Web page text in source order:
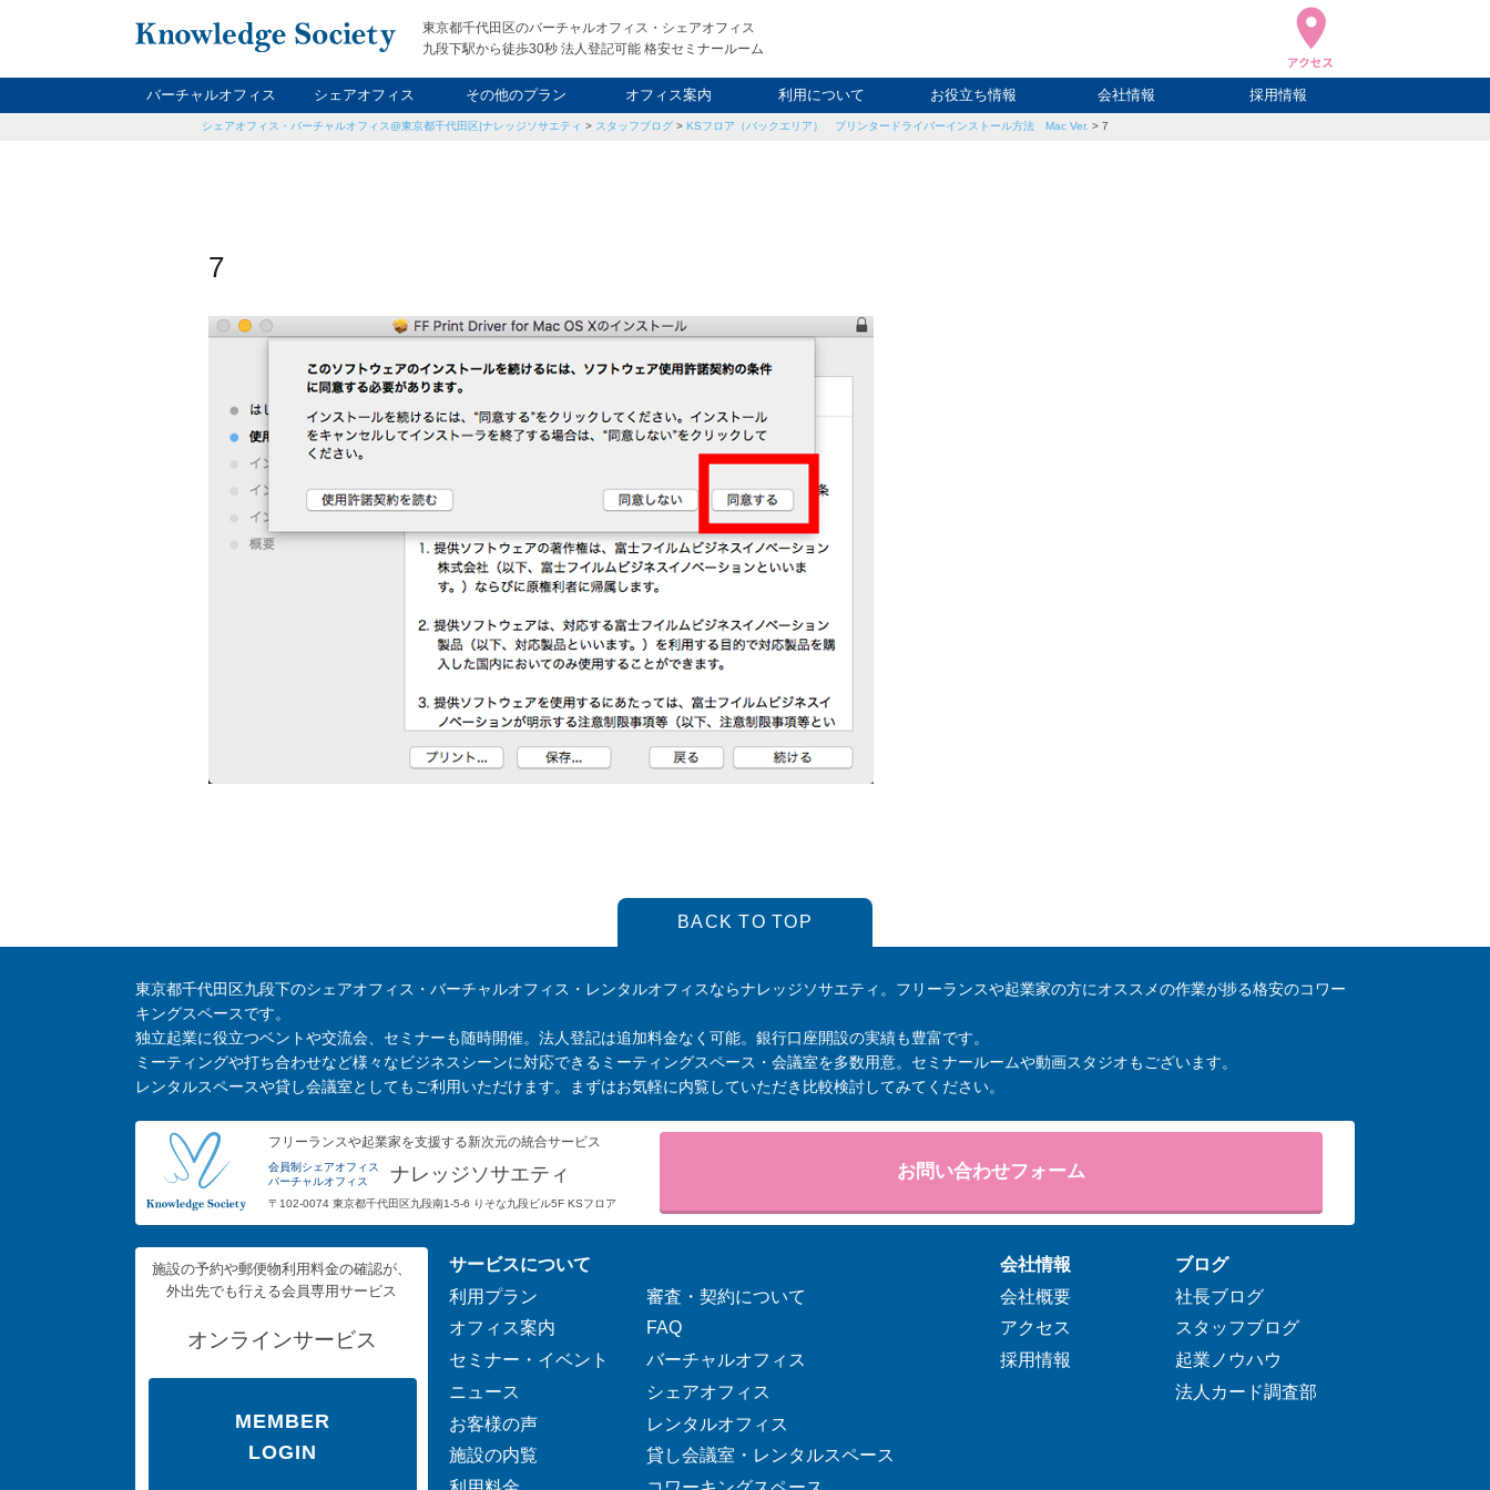
東京都千代田区のバーチャルオフィス・シェアオフィス
九段下駅から徒歩30秒 法人登記可能 格安セミナールーム
バーチャルオフィス シェアオフィス その他のプラン
レンタルオフィス
ナイト&ウィークエンド
貸し会議室
オフィス案内 利用について
利用料金
申込について
FAQ
お役立ち情報
起業ノウハウ
社長ブログ
スタッフブログ
会社情報
会社概要
アクセス
採用情報
シェアオフィス・バーチャルオフィス@東京都千代田区|ナレッジソサエティ > スタッフブログ > KSフロア（バックエリア） プリンタードライバーインストール方法 Mac Ver. > 7
7
BACK TO TOP
東京都千代田区九段下のシェアオフィス・バーチャルオフィス・レンタルオフィスならナレッジソサエティ。フリーランスや起業家の方にオススメの作業が捗る格安のコワー
キングスペースです。
独立起業に役立つベントや交流会、セミナーも随時開催。法人登記は追加料金なく可能。銀行口座開設の実績も豊富です。
ミーティングや打ち合わせなど様々なビジネスシーンに対応できるミーティングスペース・会議室を多数用意。セミナールームや動画スタジオもございます。
レンタルスペースや貸し会議室としてもご利用いただけます。まずはお気軽に内覧していただき比較検討してみてください。
フリーランスや起業家を支援する新次元の統合サービス
会員制シェアオフィス
バーチャルオフィス
ナレッジソサエティ
〒102-0074 東京都千代田区九段南1-5-6 りそな九段ビル5F KSフロア
お問い合わせフォーム
施設の予約や郵便物利用料金の確認が、
外出先でも行える会員専用サービス
オンラインサービス
MEMBER
LOGIN
サービスについて
利用プラン
オフィス案内
セミナー・イベント
ニュース
お客様の声
施設の内覧
審査・契約について
FAQ
バーチャルオフィス
シェアオフィス
レンタルオフィス
貸し会議室・レンタルスペース
会社情報
会社概要
アクセス
採用情報
ブログ
社長ブログ
スタッフブログ
起業ノウハウ
法人カード調査部